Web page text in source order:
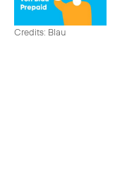
Credits: Blau